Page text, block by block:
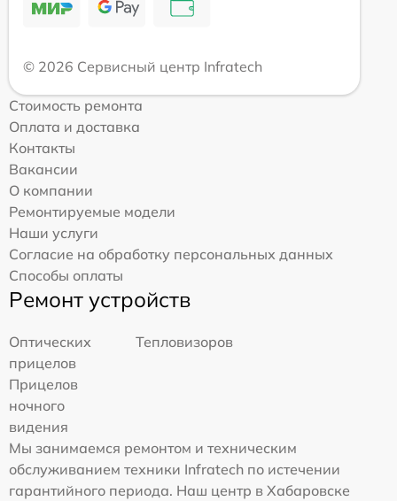
© 2026 Сервисный центр Infratech
Стоимость ремонта
Оплата и доставка
Контакты
Вакансии
О компании
Ремонтируемые модели
Наши услуги
Согласие на обработку персональных данных
Способы оплаты
Ремонт устройств
Оптических
прицелов
Тепловизоров
Прицелов
ночного
видения
Мы занимаемся ремонтом и техническим
обслуживанием техники Infratech по истечении
гарантийного периода. Наш центр в Хабаровске